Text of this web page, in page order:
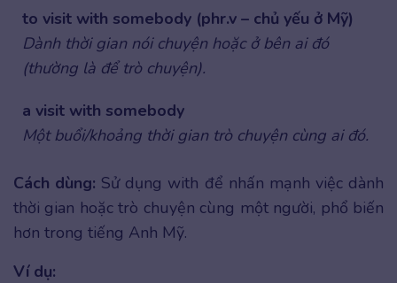
to visit with somebody (phr.v – chủ yếu ở Mỹ)
Dành thời gian nói chuyện hoặc ở bên ai đó
(thường là để trò chuyện).
a visit with somebody
Một buổi/khoảng thời gian trò chuyện cùng ai đó.
Cách dùng: Sử dụng with để nhấn mạnh việc dành
thời gian hoặc trò chuyện cùng một người, phổ biến
hơn trong tiếng Anh Mỹ.
Ví dụ: